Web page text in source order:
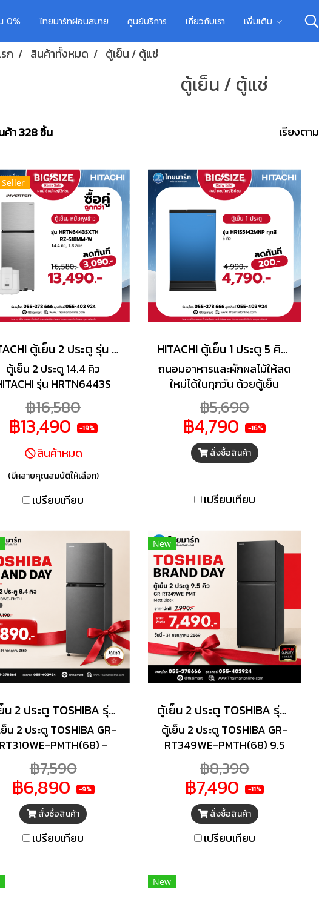
0% ไทยมาร์ทผ่อนสบาย ศูนย์บริการ เกี่ยวกับเรา เพิ่มเติม
ก สินค้าทั้งหมด ตู้เย็น / ตู้แช่
ตู้เย็น / ตู้แช่
า 328 ชิ้น เรียงตาม
Seller
HITACHI ตู้เย็น 2 ประตู รุ่น HRTN6443SXTH 14.4 คิว พร้อม หม้อหุงข้าว 1.8 ลิตร รุ่น RZ-S18MM-W
ตู้เย็น 2 ประตู 14.4 คิว
รุ่น HRTN6443S
หนึ่งในซีรีส์ Grand Carbon
Line ดีไซน์สวยหรู โดดเด่น
ด้วยเทคโนโลยีทันสมัย
คอมเพรสเซอร์ Inverter
ทำความเย็นแรง เงียบสนิท
พร้อมระบบ Dual Sense
อุณหภูมิได้แม่นยำ ช่วยรักษา
ย โซนปรับอุณหภูมิได้ 3
และ Triple Power Filter
ดกลิ่นไม่พึงประสงค์ได้ถึง
เปิด-ปิดประตูได้อย่างนุ่ม
ด้วยมือจับโครเมียมดีไซน์
งาม ชั้นวางภายในตู้เย็นทำ
กระจกแก้วนิรภัย แข็งแรง
ทาน รับน้ำหนักได้มากถึง
100 กก./ชั้น
฿16,580
฿13,490 -19%
สินค้าหมด
(มีหลายคุณสมบัติให้เลือก)
เปรียบเทียบ
HITACHI ตู้เย็น 1 ประตู 5 คิว สีเงิน รุ่น HR1S5142MN-PSV
ถนอมอาหารและผักผลไม้ให้สด
ใหม่ได้ในทุกวัน ด้วยตู้เย็น
HITACHI มาพร้อมกับระบบ
ละลายน้ำแข็งอัตโนมัติ i-
Defrost ป้องกันน้ำแข็งเกาะตัว
ในช่องแช่แข็ง หมดปัญหาน้ำ
แข็งเกาะ โดยไม่ต้องคอยแซะ
แข็งแรง รับน้ำหนักได้ดี ถูก
เพิ่มความเป็นระเบียบให้ง่ายต่อ
การหยิบจับ จึงตอบโจทย์ทุก
ไลฟ์สไตล์ของผู้ใช้งาน
฿5,690
฿4,790 -16%
สั่งซื้อสินค้า
เปรียบเทียบ
ตู้เย็น 2 ประตู TOSHIBA รุ่นGR-RT310WE-PMTH(68)-DarkSilver
น 2 ประตู TOSHIBA GR-
RT310WE-PMTH(68) -
DarkSilver 8.4 คิว สัมผัส
ประสบการณ์ความเย็นที่มอบ
ามสดใหม่ของวัตถุดิบได้ใน
ทุก ๆ วัน ด้วย ตู้เย็น 2 ประตู
าก TOSHIBA ขนาด 8.4 คิว
ดีไซน์สีดำสุดพรีเมียมที่ยก
บสนิทและประหยัดพลังงาน
฿7,590
฿6,890 -9%
สั่งซื้อสินค้า
เปรียบเทียบ
New
ตู้เย็น 2 ประตู TOSHIBA รุ่น GR-RT349WE-PMTH
ตู้เย็น 2 ประตู TOSHIBA GR-
RT349WE-PMTH(68) 9.5
คิว สัมผัสประสบการณ์ความ
เย็นที่มอบความสดใหม่ของ
วัตถุดิบได้ในทุก ๆ วัน ด้วย ตู้
เย็น 2 ประตู จาก TOSHIBA
ขนาด 9.5 คิว ดีไซน์สีดำสุด
พรีเมียมที่ยกระดับครัวคุณให้ดู
ประหยัดพลังงานสูงสุดด้วย
฿8,390
฿7,490 -11%
สั่งซื้อสินค้า
เปรียบเทียบ
New